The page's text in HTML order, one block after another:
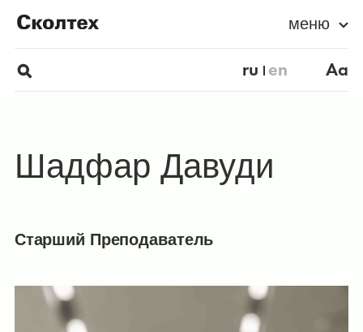
меню
ru en Aa
Шадфар Давуди
Старший Преподаватель